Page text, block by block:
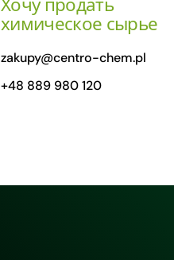
Хочу продать
химическое сырье
zakupy@centro-chem.pl
+48 889 980 120